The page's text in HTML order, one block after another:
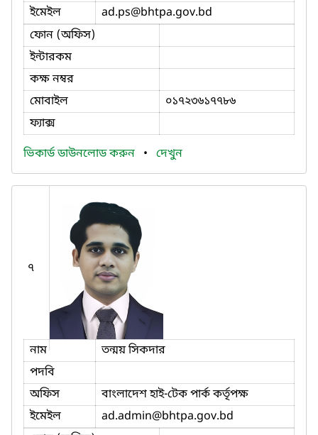
ইমেইল
ad.ps@bhtpa.gov.bd
ফোন (অফিস)
ইন্টারকম
কক্ষ নম্বর
মোবাইল
০১৭২৩৬১৭৭৮৬
ফ্যাক্স
ভিকার্ড ডাউনলোড করুন • দেখুন
৭
নাম
তন্ময় সিকদার
পদবি
অফিস
বাংলাদেশ হাই-টেক পার্ক কর্তৃপক্ষ
ইমেইল
ad.admin@bhtpa.gov.bd